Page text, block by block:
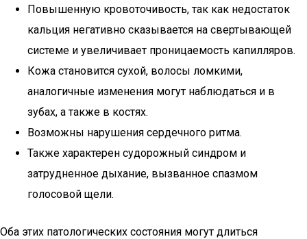
Повышенную кровоточивость, так как недостаток
кальция негативно сказывается на свертывающей
системе и увеличивает проницаемость капилляров.
Кожа становится сухой, волосы ломкими,
аналогичные изменения могут наблюдаться и в
зубах, а также в костях.
Возможны нарушения сердечного ритма.
Также характерен судорожный синдром и
затрудненное дыхание, вызванное спазмом
голосовой щели.
Оба этих патологических состояния могут длиться